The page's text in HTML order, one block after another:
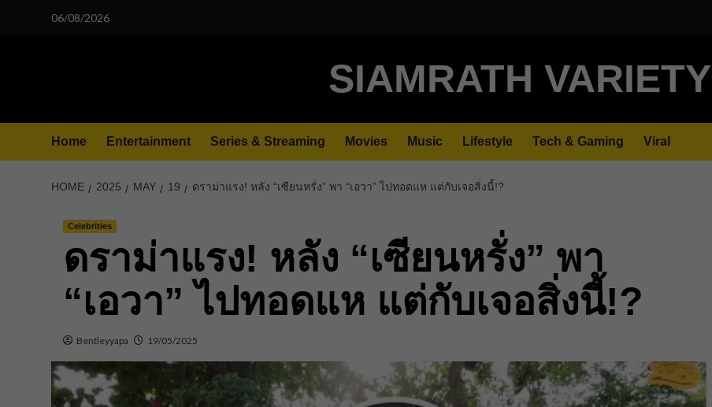
06/08/2026
SIAMRATH VARIETY
Home Entertainment Series & Streaming Movies Music Lifestyle Tech & Gaming Viral
HOME 2025 MAY 19 ดราม่าแรง! หลัง “เซียนหรั่ง” พา “เอวา” ไปทอดแห แต่กับเจอสิ่งนี้!?
Celebrities
ดราม่าแรง! หลัง “เซียนหรั่ง” พา
“เอวา” ไปทอดแห แต่กับเจอสิ่งนี้!?
Bentleyyapa 19/05/2025